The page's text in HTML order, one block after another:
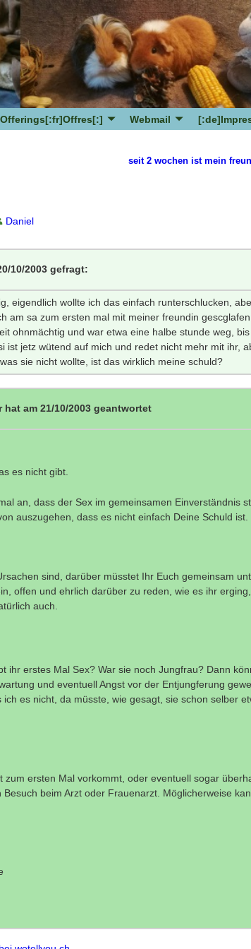
Webmail
seit 2 wochen ist mein
Daniel
10/2003 gefragt:
eigendlich wollte ich das einfach runterschlucken,
am sa zum ersten mal mit meiner freundin
ohnmächtig und war etwa eine halbe stunde weg,
ist jetz wütend auf mich und redet nicht mehr mit ihr,
sie nicht wollte, ist das wirklich meine schuld?
hat am 21/10/2003 geantwortet
es nicht gibt.
an, dass der Sex im gemeinsamen Einverständnis
auszugehen, dass es nicht einfach Deine Schuld ist.
sind, darüber müsstet Ihr Euch gemeinsam
offen und ehrlich darüber zu reden, wie es ihr
auch.
ihr erstes Mal Sex? War sie noch Jungfrau? Dann
und eventuell Angst vor der Entjungferung
ich es nicht, da müsste, wie gesagt, sie schon selber
zum ersten Mal vorkommt, oder eventuell sogar
Besuch beim Arzt oder Frauenarzt. Möglicherweise